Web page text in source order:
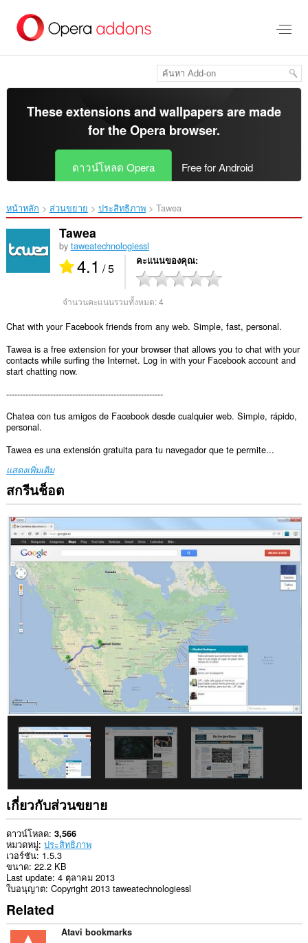
These extensions and wallpapers are made
for theOpera browser.
ดาวน์โหลด Opera Free for Android
หน้าหลัก ส่วนขยาย ประสิทธิภาพ Tawea‎
Tawea
by taweatechnologiessl
4.1 / 5 คะแนนของคุณ
จำนวนคะแนนรวมทั้งหมด:4
Chat with your Facebook friends from any web. Simple, fast, personal.
Tawea is a free extension for your browser that allows you to chat with your
contacts while surfing the Internet. Log in with your Facebook account and
start chatting now.
---------------------------------------------------------
Chatea con tus amigos de Facebook desde cualquier web. Simple, rápido,
personal.
Tawea es una extensión gratuita para tu navegador que te permite...
แสดงเพิ่มเติม
สกรีนช็อต
เกี่ยวกับส่วนขยาย
ดาวน์โหลด 3,566
หมวดหมู่ ประสิทธิภาพ
เวอร์ชัน 1.5.3
ขนาด 22.2 KB
Last update 4 ตุลาคม 2013
ใบอนุญาต Copyright 2013 taweatechnologiessl
Related
Atavi bookmarks